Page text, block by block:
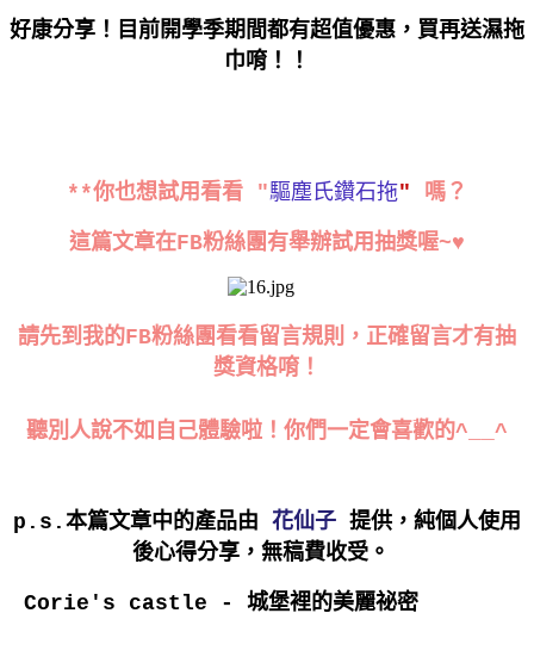
好康分享！目前開學季期間都有超值優惠，買再送濕拖
巾唷！！
**你也想試用看看 "驅塵氏鑽石拖" 嗎？
這篇文章在FB粉絲團有舉辦試用抽獎喔~♥
請先到我的FB粉絲團看看留言規則，正確留言才有抽
獎資格唷！
聽別人說不如自己體驗啦！你們一定會喜歡的^__^
p.s.本篇文章中的產品由 花仙子 提供，純個人使用
後心得分享，無稿費收受。
Corie's castle - 城堡裡的美麗祕密